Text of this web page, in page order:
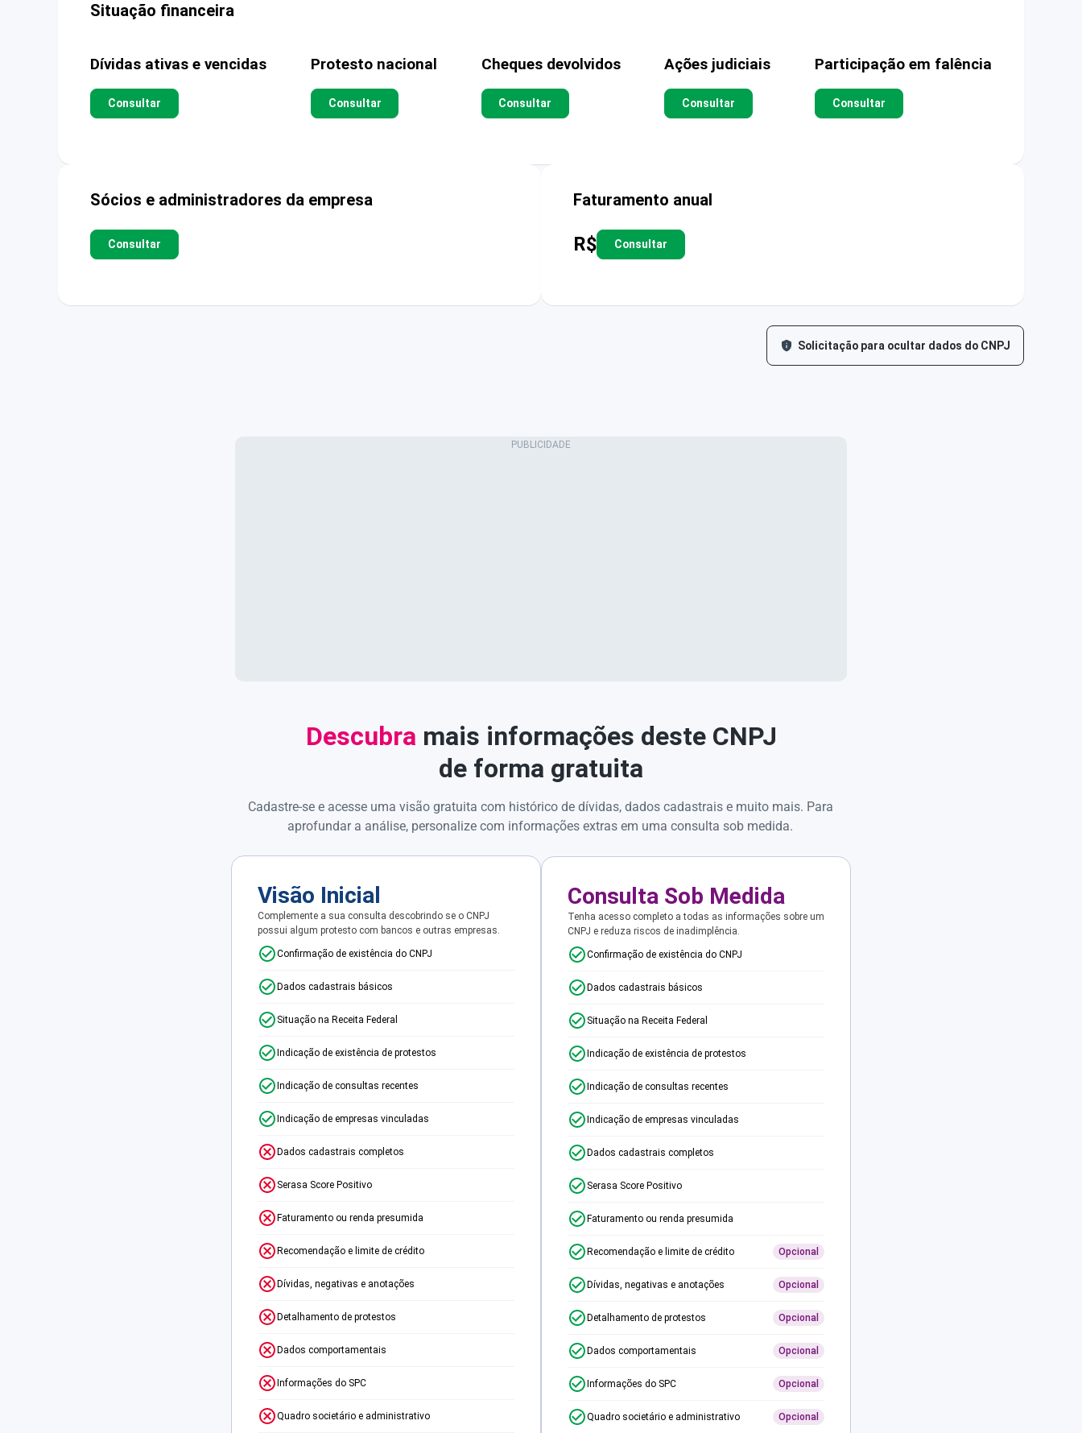
Situação financeira
Dívidas ativas e vencidas
Consultar
Protesto nacional
Consultar
Cheques devolvidos
Consultar
Ações judiciais
Consultar
Participação em falência
Consultar
Sócios e administradores da empresa
Consultar
Faturamento anual
R$ Consultar
Solicitação para ocultar dados do CNPJ
Descubra mais informações deste CNPJ
de forma gratuita
Cadastre-se e acesse uma visão gratuita com histórico de dívidas, dados cadastrais e muito mais. Para
aprofundar a análise, personalize com informações extras em uma consulta sob medida.
Visão Inicial
Complemente a sua consulta descobrindo se o CNPJ
possui algum protesto com bancos e outras empresas.
Confirmação de existência do CNPJ
Dados cadastrais básicos
Situação na Receita Federal
Indicação de existência de protestos
Indicação de consultas recentes
Indicação de empresas vinculadas
Dados cadastrais completos
Serasa Score Positivo
Faturamento ou renda presumida
Recomendação e limite de crédito
Dívidas, negativas e anotações
Detalhamento de protestos
Dados comportamentais
Informações do SPC
Quadro societário e administrativo
Consulta Sob Medida
Tenha acesso completo a todas as informações sobre um
CNPJ e reduza riscos de inadimplência.
Confirmação de existência do CNPJ
Dados cadastrais básicos
Situação na Receita Federal
Indicação de existência de protestos
Indicação de consultas recentes
Indicação de empresas vinculadas
Dados cadastrais completos
Serasa Score Positivo
Faturamento ou renda presumida
Recomendação e limite de crédito Opcional
Dívidas, negativas e anotações Opcional
Detalhamento de protestos Opcional
Dados comportamentais Opcional
Informações do SPC Opcional
Quadro societário e administrativo Opcional